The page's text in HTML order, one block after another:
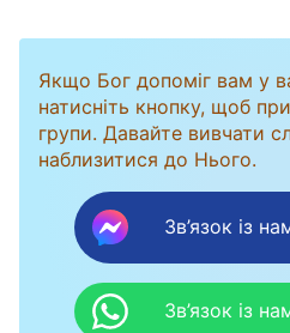
маленьким сувоєм, і нам
Якщо Бог допоміг вам у
натисніть кнопку, щоб
групи. Давайте вивчати
наблизитися до Нього.
Зв’язок із
Зв’язок із